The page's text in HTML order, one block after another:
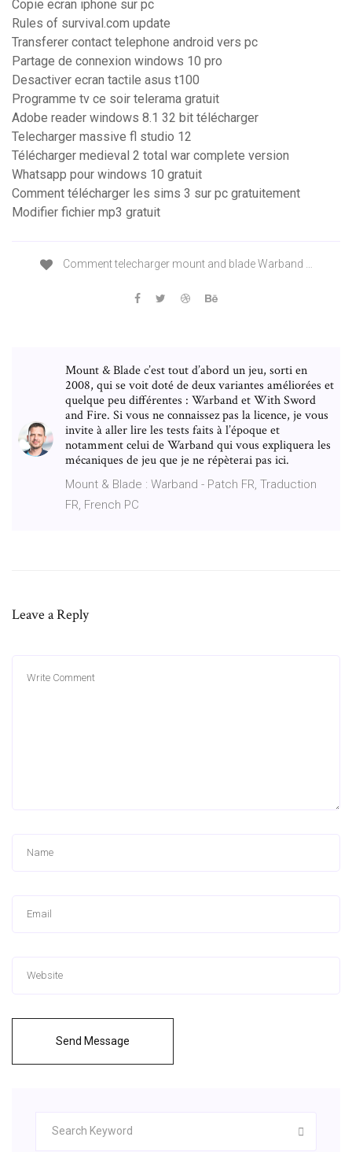
Copie ecran iphone sur pc
Rules of survival.com update
Transferer contact telephone android vers pc
Partage de connexion windows 10 pro
Desactiver ecran tactile asus t100
Programme tv ce soir telerama gratuit
Adobe reader windows 8.1 32 bit télécharger
Telecharger massive fl studio 12
Télécharger medieval 2 total war complete version
Whatsapp pour windows 10 gratuit
Comment télécharger les sims 3 sur pc gratuitement
Modifier fichier mp3 gratuit
Comment telecharger mount and blade Warband …
Mount & Blade c’est tout d’abord un jeu, sorti en
2008, qui se voit doté de deux variantes améliorées et
quelque peu différentes : Warband et With Sword
and Fire. Si vous ne connaissez pas la licence, je vous
invite à aller lire les tests faits à l’époque et
notamment celui de Warband qui vous expliquera les
mécaniques de jeu que je ne répèterai pas ici.
Mount & Blade : Warband - Patch FR, Traduction
FR, French PC
Leave a Reply
Send Message